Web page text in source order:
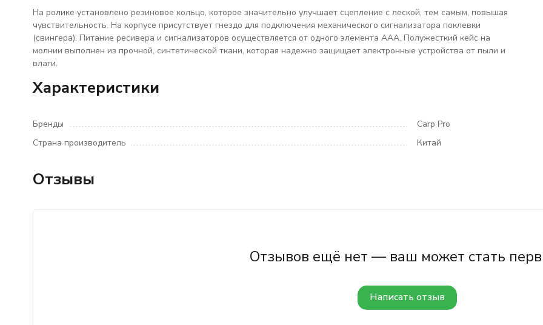
На ролике установлено резиновое кольцо, которое значительно улучшает сцепление с леской, тем самым, повышая
чувствительность. На корпусе присутствует гнездо для подключения механического сигнализатора поклевки
(свингера). Питание ресивера и сигнализаторов осуществляется от одного элемента ААА. Полужесткий кейс на
молнии выполнен из прочной, синтетической ткани, которая надежно защищает электронные устройства от пыли и
влаги.
Характеристики
Бренды
Carp Pro
Страна производитель
Китай
Отзывы
Отзывов ещё нет — ваш может стать
Написать отзыв